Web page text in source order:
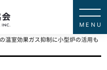
温室効果ガス抑制に小型炉の活用も